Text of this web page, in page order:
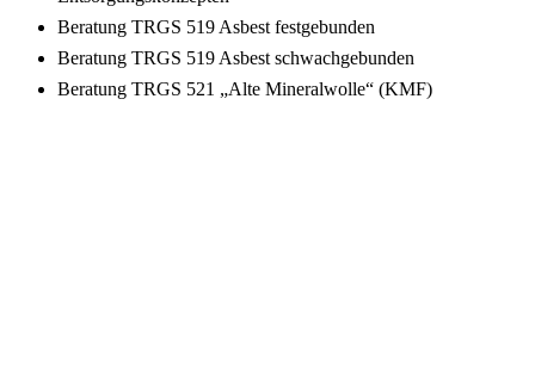
Beratung TRGS 519 Asbest festgebunden
Beratung TRGS 519 Asbest schwachgebunden
Beratung TRGS 521 „Alte Mineralwolle“ (KMF)